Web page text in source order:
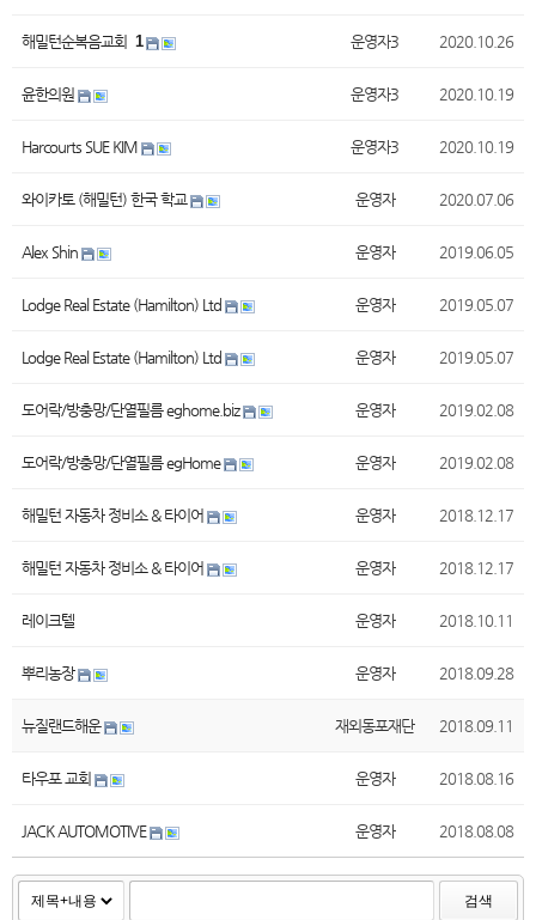
해밀턴순복음교회 1 운영자3 2020.10.26
윤한의원 운영자3 2020.10.19
Harcourts SUE KIM 운영자3 2020.10.19
와이카토 (해밀턴) 한국 학교 운영자 2020.07.06
Alex Shin 운영자 2019.06.05
Lodge Real Estate (Hamilton) Ltd 운영자 2019.05.07
Lodge Real Estate (Hamilton) Ltd 운영자 2019.05.07
도어락/방충망/단열필름 eghome.biz 운영자 2019.02.08
도어락/방충망/단열필름 egHome 운영자 2019.02.08
해밀턴 자동차 정비소 & 타이어 운영자 2018.12.17
해밀턴 자동차 정비소 & 타이어 운영자 2018.12.17
레이크텔 운영자 2018.10.11
뿌리농장 운영자 2018.09.28
뉴질랜드해운 재외동포재단 2018.09.11
타우포 교회 운영자 2018.08.16
JACK AUTOMOTIVE 운영자 2018.08.08
검색